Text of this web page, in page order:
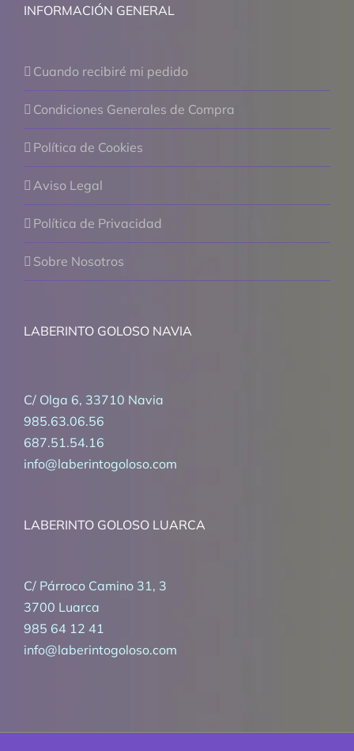
INFORMACIÓN GENERAL
Cuando recibiré mi pedido
Condiciones Generales de Compra
Política de Cookies
Aviso Legal
Política de Privacidad
Sobre Nosotros
LABERINTO GOLOSO NAVIA
C/ Olga 6, 33710 Navia
985.63.06.56
687.51.54.16
info@laberintogoloso.com
LABERINTO GOLOSO LUARCA
C/ Párroco Camino 31, 3
3700 Luarca
985 64 12 41
info@laberintogoloso.com